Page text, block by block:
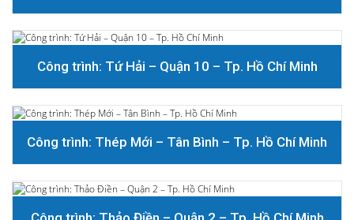
Công trình: Tứ Hải – Quận 10 – Tp. Hồ Chí Minh
Công trình: Thép Mới – Tân Bình – Tp. Hồ Chí Minh